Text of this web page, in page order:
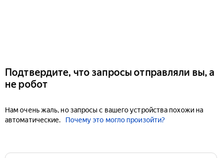
Подтвердите, что запросы отправляли вы, а
не робот
Нам очень жаль, но запросы с вашего устройства похожи на
автоматические.
Почему это могло произойти?